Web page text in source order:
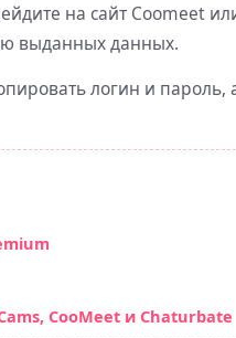
на сайт Coomeet
выданных данных.
логин и пароль,
CooMeet и Chaturbate